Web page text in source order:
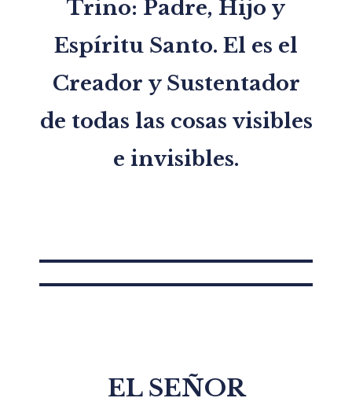
Trino: Padre, Hijo y
Espíritu Santo. El es el
Creador y Sustentador
de todas las cosas visibles
e invisibles.
EL SEÑOR